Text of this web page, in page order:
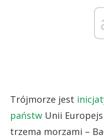
Trójmorze jest
państw Unii
trzema morzami –